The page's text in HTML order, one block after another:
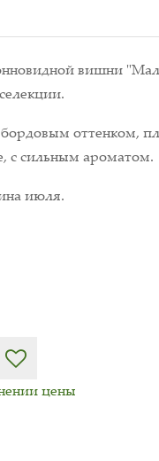
вишни
оттенком,
с сильным ароматом.
июля.
цены